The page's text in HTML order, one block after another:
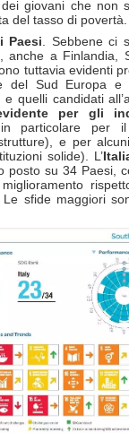
dei giovani che non
del tasso di povertà.
Paesi . Sebbene ci
anche a Finlandia,
tuttavia evidenti
del Sud Europa e
e quelli candidati
per gli
particolare per
e per
solide). L’
posto su 34 Paesi,
sfide maggiori